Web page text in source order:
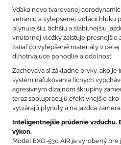
Vďaka novo tvarovanej
vetraniu a vylepšenej izolácii hluku
plynulejšiu, tichšiu a stabilnejšiu
vnútornej vložky zaisťuje presnejšie
zatiaľ čo vylepšené materiály v
dlhotrvajúce pohodlie a odolnosť.
Zachováva si základné prvky, ako
systém nafukovania lícnych
agresívnym dizajnom škrupiny
teraz spolupracujú efektívnejšie
vytvárajú plynulý a na jazdca
Inteligentnejšie prúdenie vzduchu.
výkon.
Model EXO-530 AIR je vyrobený